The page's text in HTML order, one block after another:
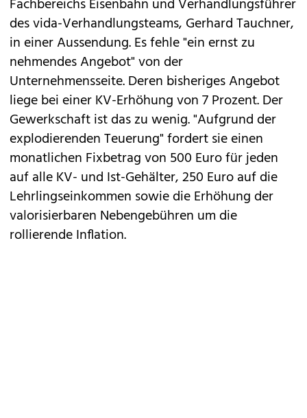
Fachbereichs Eisenbahn und Verhandlungsführer
des vida-Verhandlungsteams, Gerhard Tauchner,
in einer Aussendung. Es fehle "ein ernst zu
nehmendes Angebot" von der
Unternehmensseite. Deren bisheriges Angebot
liege bei einer KV-Erhöhung von 7 Prozent. Der
Gewerkschaft ist das zu wenig. "Aufgrund der
explodierenden Teuerung" fordert sie einen
monatlichen Fixbetrag von 500 Euro für jeden
auf alle KV- und Ist-Gehälter, 250 Euro auf die
Lehrlingseinkommen sowie die Erhöhung der
valorisierbaren Nebengebühren um die
rollierende Inflation.